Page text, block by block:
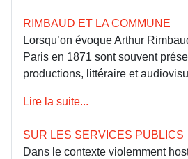
RIMBAUD ET LA COMMUNE
Lorsqu’on évoque Arthur
Paris en 1871 sont souvent
productions, littéraire et
Lire la suite...
SUR LES SERVICES PUBLICS
Dans le contexte violemment